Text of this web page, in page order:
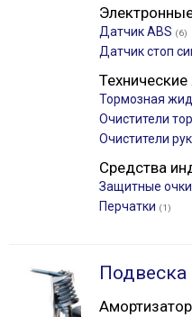
Датчик ABS (6)
Датчик стоп
Тормозная
Очистители
Очистители
Средства
Защитные очки
Перчатки (1)
Подвеска